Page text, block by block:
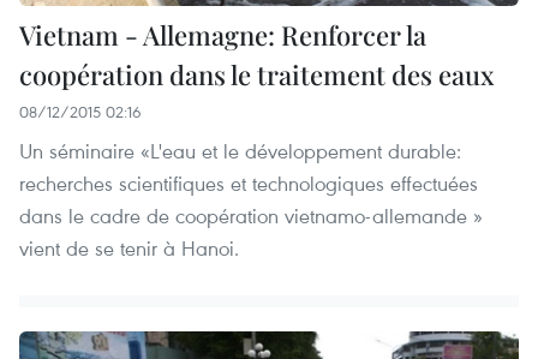
Vietnam - Allemagne: Renforcer la
coopération dans le traitement des eaux
08/12/2015 02:16
Un séminaire «L'eau et le développement durable:
recherches scientifiques et technologiques effectuées
dans le cadre de coopération vietnamo-allemande »
vient de se tenir à Hanoi.